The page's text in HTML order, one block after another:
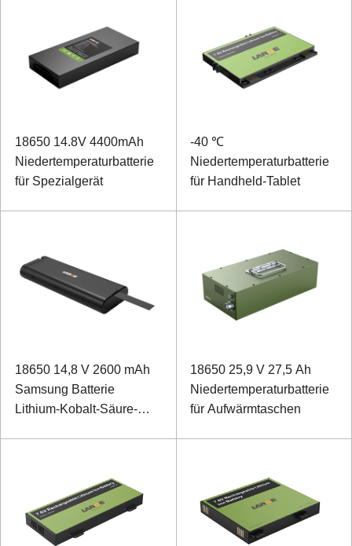
18650 14.8V 4400mAh
Niedertemperaturbatterie
für Spezialgerät
-40 ℃
Niedertemperaturbatterie
für Handheld-Tablet
18650 14,8 V 2600 mAh
Samsung Batterie
Lithium-Kobalt-Säure-
18650 25,9 V 27,5 Ah
Niedertemperaturbatterie
für Aufwärmtaschen